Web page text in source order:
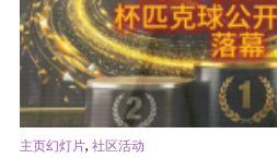
主页幻灯片, 社区活动